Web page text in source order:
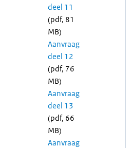
deel 11
(pdf, 81
MB)
Aanvraag
deel 12
(pdf, 76
MB)
Aanvraag
deel 13
(pdf, 66
MB)
Aanvraag